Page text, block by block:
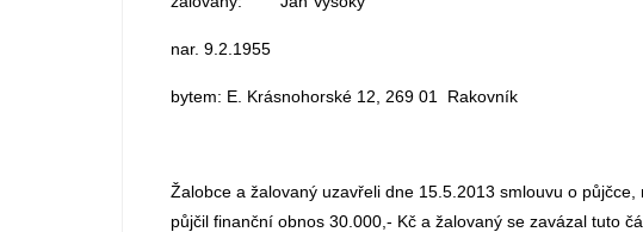
nar. 9.2.1955
bytem: E. Krásnohorské 12, 269 01 Rakovník
Žalobce a žalovaný uzavřeli dne 15.5.2013 smlouvu o
půjčil finanční obnos 30.000,- Kč a žalovaný se zavázal tuto